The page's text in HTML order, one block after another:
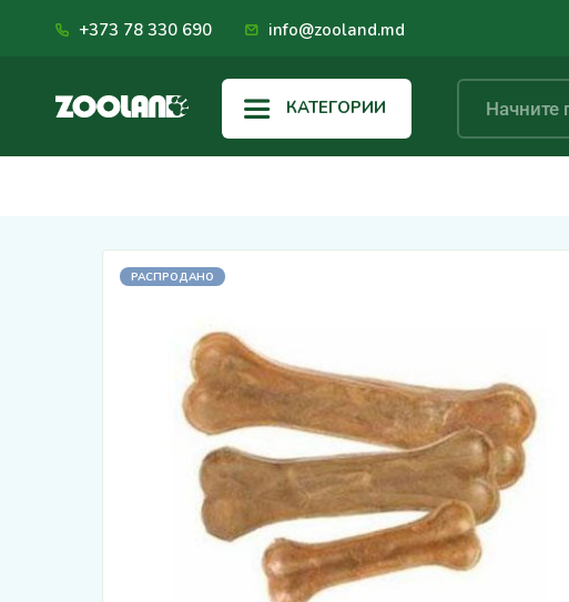
+373 78 330 690 info@zooland.md
КАТЕГОРИИ
РАСПРОДАНО